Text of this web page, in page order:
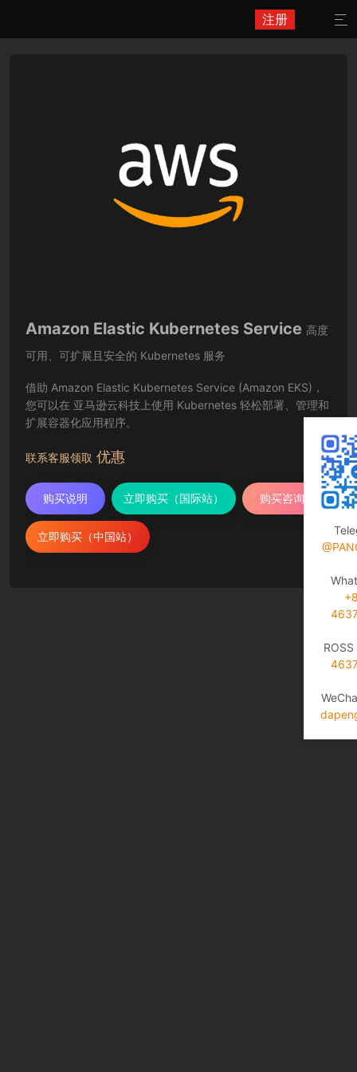
注册 
Amazon Elastic Kubernetes Service 高度
可用、可扩展且安全的 Kubernetes 服务
借助 Amazon Elastic Kubernetes Service (Amazon EKS)，
您可以在 亚马逊云科技上使用 Kubernetes 轻松部署、管理和
扩展容器化应用程序。
联系客服领取 优惠
购买说明 立即购买（国际站） 购买咨询
立即购买（中国站）